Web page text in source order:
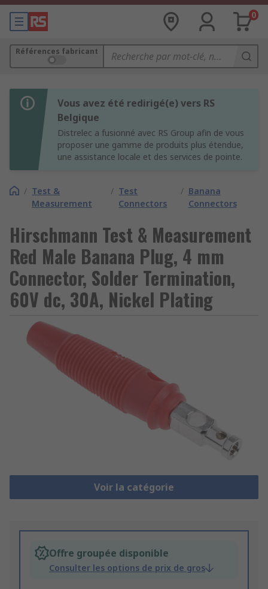
0
Références fabricant
Vous avez été redirigé(e) vers RS
Belgique
Distrelec a fusionné avec RS Group afin de vous
proposer une gamme de produits plus étendue,
une assistance locale et des services de pointe.
/ Test &
Measurement
/ Test
Connectors
/ Banana
Connectors
Hirschmann Test & Measurement
Red Male Banana Plug, 4 mm
Connector, Solder Termination,
60V dc, 30A, Nickel Plating
Voir la catégorie
Offre groupée disponible
Consulter les options de prix de gros